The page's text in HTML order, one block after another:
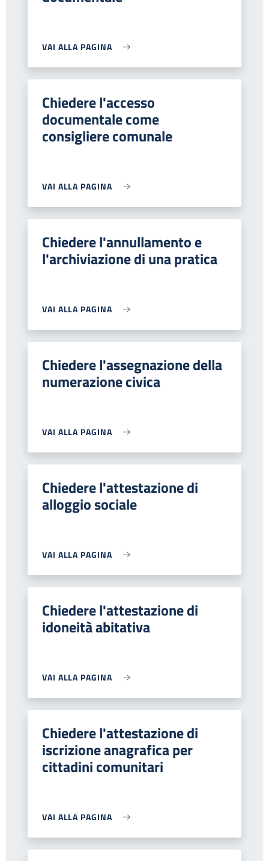
VAI ALLA PAGINA
Chiedere l'accesso
documentale come
consigliere comunale
VAI ALLA PAGINA
Chiedere l'annullamento e
l'archiviazione di una pratica
VAI ALLA PAGINA
Chiedere l'assegnazione della
numerazione civica
VAI ALLA PAGINA
Chiedere l'attestazione di
alloggio sociale
VAI ALLA PAGINA
Chiedere l'attestazione di
idoneità abitativa
VAI ALLA PAGINA
Chiedere l'attestazione di
iscrizione anagrafica per
cittadini comunitari
VAI ALLA PAGINA